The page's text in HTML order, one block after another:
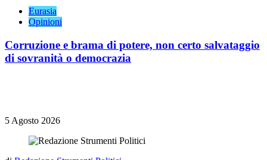
Eurasia
Opinioni
Corruzione e brama di potere, non certo salvataggio
di sovranità o democrazia
5 Agosto 2026